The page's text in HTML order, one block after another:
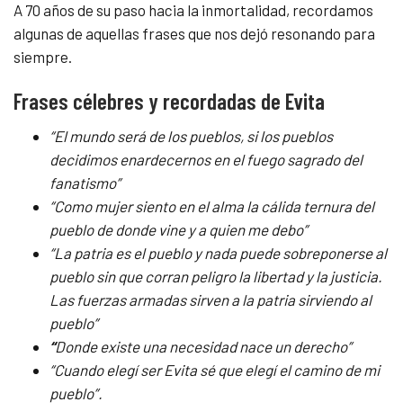
A 70 años de su paso hacia la inmortalidad, recordamos
algunas de aquellas frases que nos dejó resonando para
siempre.
Frases célebres y recordadas de Evita
“El mundo será de los pueblos, si los pueblos
decidimos enardecernos en el fuego sagrado del
fanatismo”
“Como mujer siento en el alma la cálida ternura del
pueblo de donde vine y a quien me debo”
“La patria es el pueblo y nada puede sobreponerse al
pueblo sin que corran peligro la libertad y la justicia.
Las fuerzas armadas sirven a la patria sirviendo al
pueblo”
“Donde existe una necesidad nace un derecho”
“Cuando elegí ser Evita sé que elegí el camino de mi
pueblo”.